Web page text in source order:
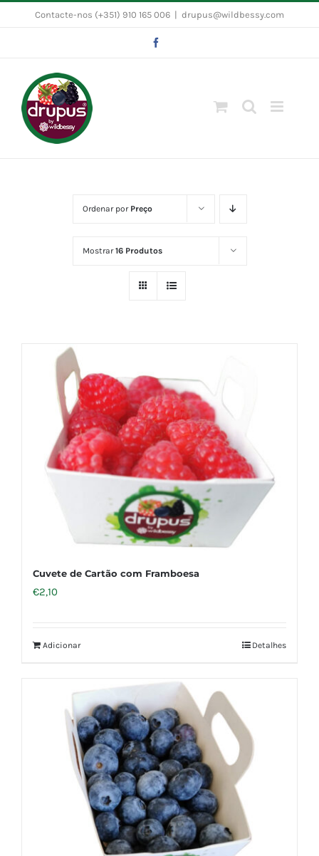
Contacte-nos (+351) 910 165 006 drupus@wildbessy.com
Ordenar por Preço
Mostrar16 Produtos
Cuvete de Cartão com Framboesa
€2,10
Adicionar Detalhes